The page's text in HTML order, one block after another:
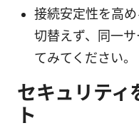
接続安定性を高
切替えず、同一
てみてください。
セキュリティ
ト